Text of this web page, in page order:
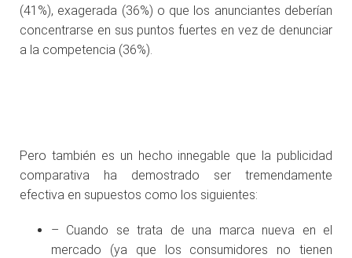
(41%), exagerada (36%) o que los anunciantes deberían
concentrarse en sus puntos fuertes en vez de denunciar
a la competencia (36%).
Pero también es un hecho innegable que la publicidad
comparativa ha demostrado ser tremendamente
efectiva en supuestos como los siguientes:
– Cuando se trata de una marca nueva en el
mercado (ya que los consumidores no tienen